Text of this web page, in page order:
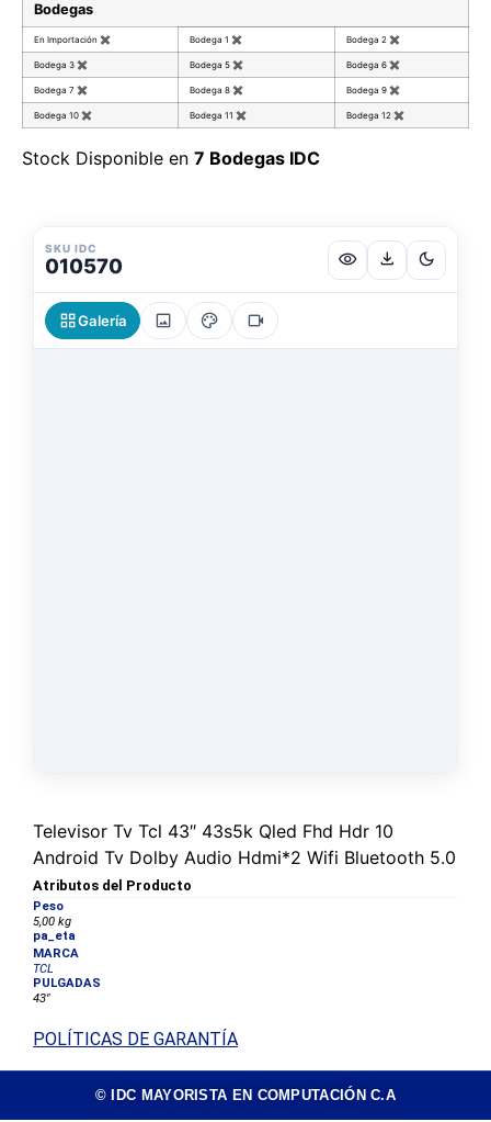
Bodegas
En Importación ✖ Bodega 1 ✖ Bodega 2 ✖
Bodega 3 ✖ Bodega 5 ✖ Bodega 6 ✖
Bodega 7 ✖ Bodega 8 ✖ Bodega 9 ✖
Bodega 10 ✖ Bodega 11 ✖ Bodega 12 ✖
Stock Disponible en 7 Bodegas IDC
Televisor Tv Tcl 43″ 43s5k Qled Fhd Hdr 10
Android Tv Dolby Audio Hdmi*2 Wifi Bluetooth 5.0
Atributos del Producto
Peso
5,00 kg
pa_eta
MARCA
TCL
PULGADAS
43"
POLÍTICAS DE GARANTÍA
© IDC MAYORISTA EN COMPUTACIÓN C.A